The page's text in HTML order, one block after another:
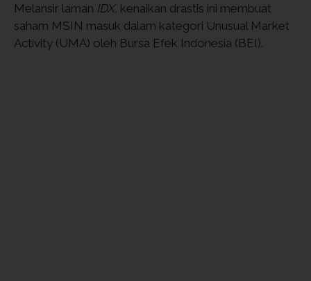
Melansir laman IDX, kenaikan drastis ini membuat
saham MSIN masuk dalam kategori Unusual Market
Activity (UMA) oleh Bursa Efek Indonesia (BEI).